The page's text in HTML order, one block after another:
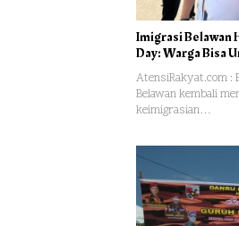
Imigrasi Belawan
Day: Warga Bisa
AtensiRakyat.com :
Belawan kembali
keimigrasian…